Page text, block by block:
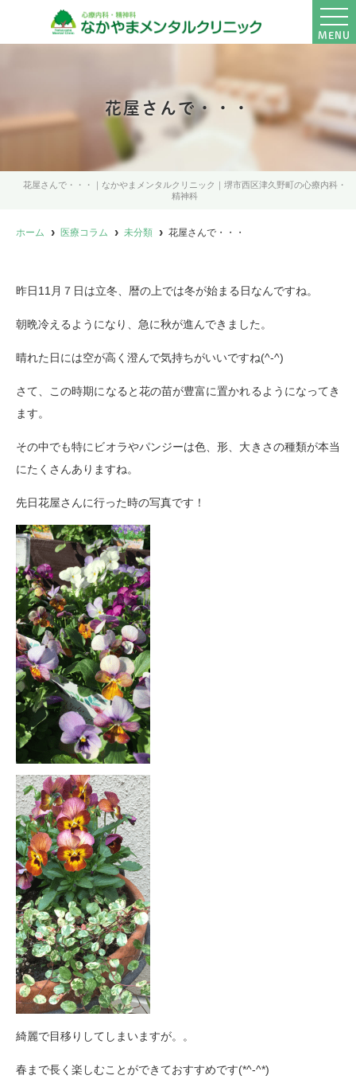
MENU
花屋さんで・・・
花屋さんで・・・｜なかやまメンタルクリニック｜堺市西区津久野町の心療内科・
精神科
ホーム 医療コラム 未分類 花屋さんで・・・
昨日11月７日は立冬、暦の上では冬が始まる日なんですね。
朝晩冷えるようになり、急に秋が進んできました。
晴れた日には空が高く澄んで気持ちがいいですね(^-^)
さて、この時期になると花の苗が豊富に置かれるようになってき
ます。
その中でも特にビオラやパンジーは色、形、大きさの種類が本当
にたくさんありますね。
先日花屋さんに行った時の写真です！
綺麗で目移りしてしまいますが。。
春まで長く楽しむことができておすすめです(*^-^*)